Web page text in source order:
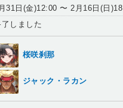
31日(金)12:00 〜 2月16日(日
了しました
桜咲刹那
ジャック・ラカン